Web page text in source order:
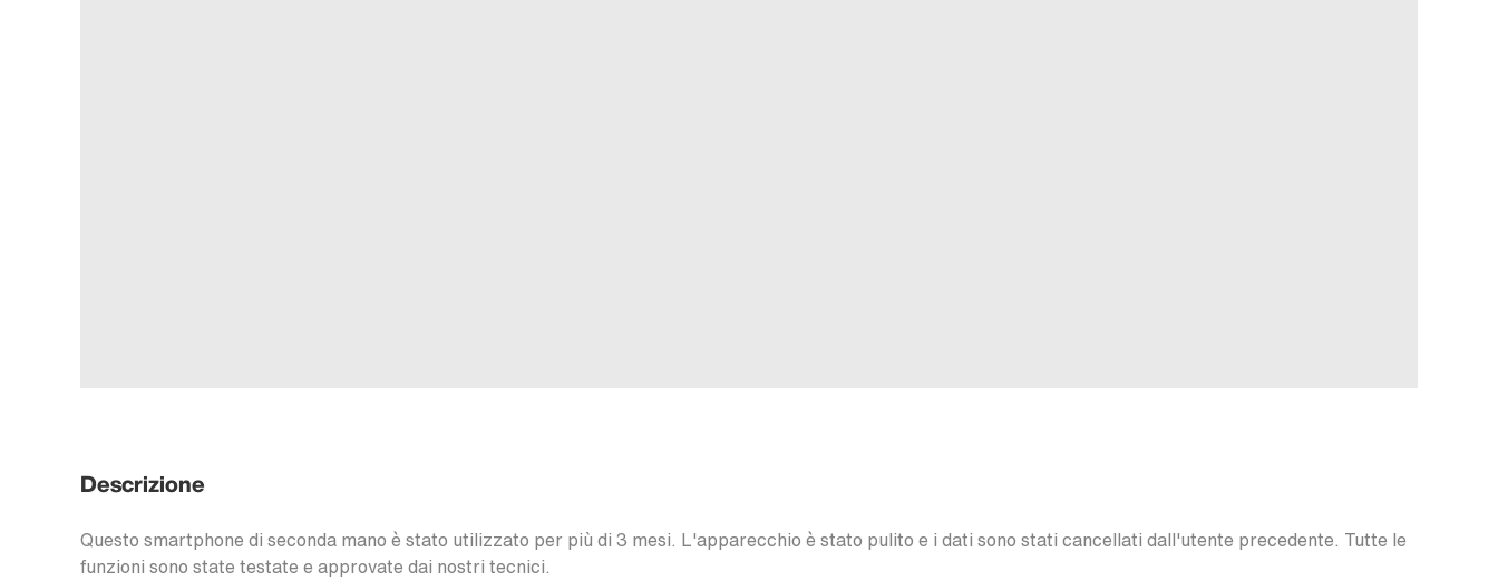
Descrizione
Questo smartphone di seconda mano è stato utilizzato per più di 3 mesi. L'apparecchio è stato pulito e i dati sono stati cancellati dall'utente precedente. Tutte le
funzioni sono state testate e approvate dai nostri tecnici.